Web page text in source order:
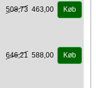
508,73 463,00 Køb
646,21 588,00 Køb